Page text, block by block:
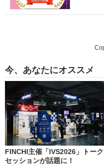
今、あなたにオススメ
FINCHI主催「IVS2026」トーク
セッションが話題に！